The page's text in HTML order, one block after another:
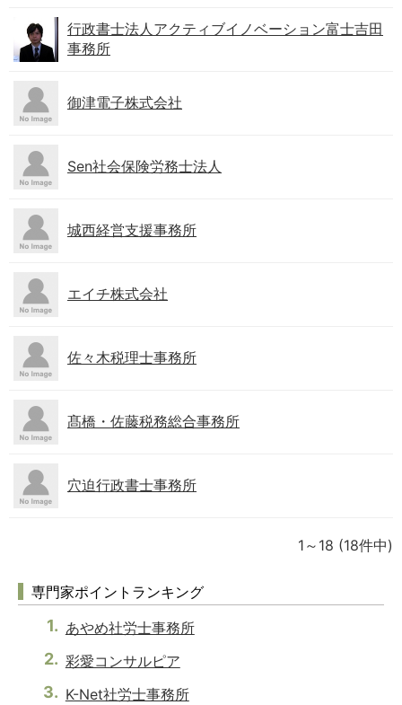
行政書士法人アクティブイノベーション富士吉田
事務所
御津電子株式会社
Sen社会保険労務士法人
城西経営支援事務所
エイチ株式会社
佐々木税理士事務所
髙橋・佐藤税務総合事務所
穴迫行政書士事務所
1～18 (18件中)
専門家ポイントランキング
あやめ社労士事務所
彩愛コンサルピア
K-Net社労士事務所